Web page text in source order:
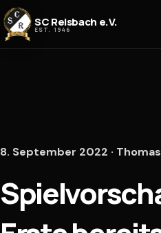
Zum Inhalt springen
SC Reisbach e.V.
EST. 1946
8. September 2022 ·